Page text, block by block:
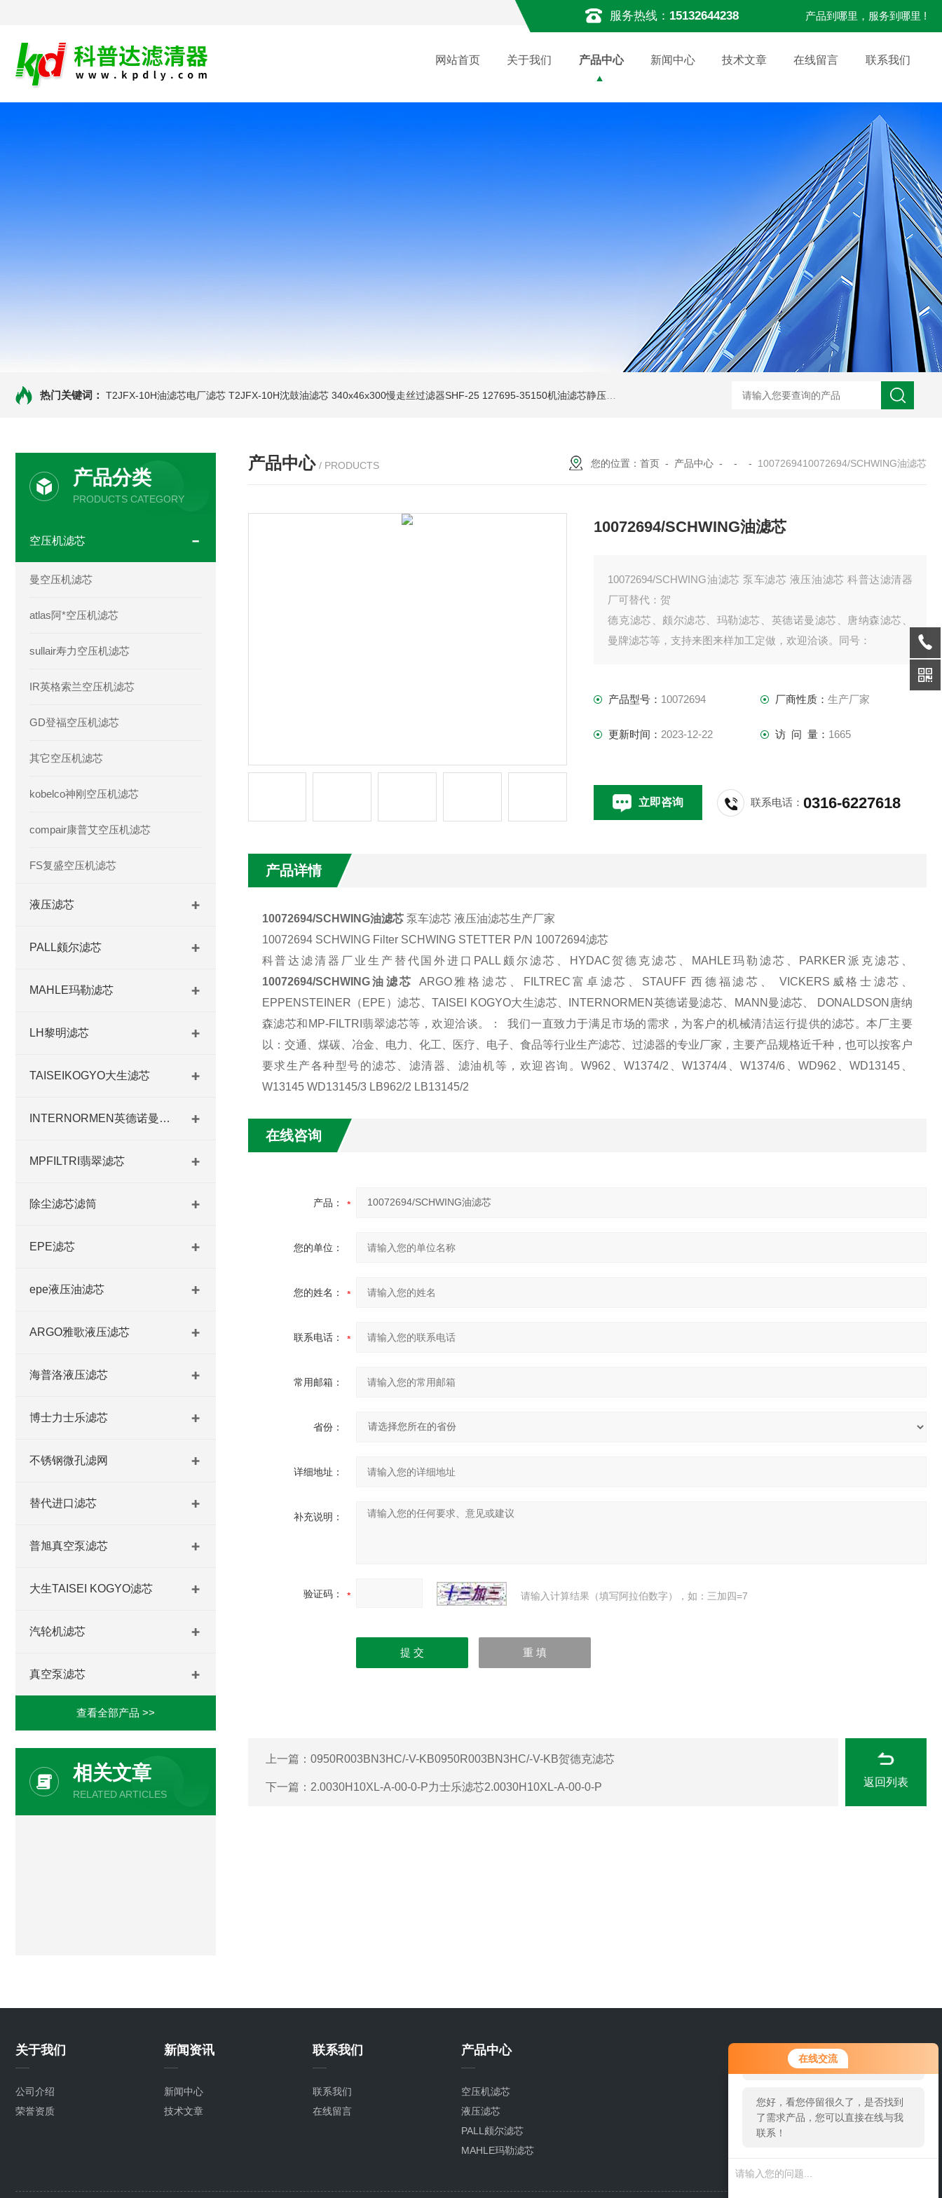
在线交流
您好！欢迎前来咨询，很高兴为您
服务，请问您要咨询什么问题呢？
您好，看您停留很久了，是否找到
了需求产品，您可以直接在线与我
联系！
服务热线： 15132644238 产品到哪里，服务到哪里 !
网站首页 关于我们 产品中心 新闻中心 技术文章 在线留言 联系我们
热门关键词： T2JFX-10H油滤芯电厂滤芯 T2JFX-10H沈鼓油滤芯 340x46x300慢走丝过滤器SHF-25 127695-35150机油滤芯静压机滤芯 0250DN010BN4HC液压油滤芯 CST71005离心机滤芯 RFA-630*10/
产品分类
PRODUCTS CATEGORY
空压机滤芯
曼空压机滤芯
atlas阿*空压机滤芯
sullair寿力空压机滤芯
IR英格索兰空压机滤芯
GD登福空压机滤芯
其它空压机滤芯
kobelco神刚空压机滤芯
compair康普艾空压机滤芯
FS复盛空压机滤芯
液压滤芯
PALL颇尔滤芯
MAHLE玛勒滤芯
LH黎明滤芯
TAISEIKOGYO大生滤芯
INTERNORMEN英德诺曼滤芯
MPFILTRI翡翠滤芯
除尘滤芯滤筒
EPE滤芯
epe液压油滤芯
ARGO雅歌液压滤芯
海普洛液压滤芯
博士力士乐滤芯
不锈钢微孔滤网
替代进口滤芯
普旭真空泵滤芯
大生TAISEI KOGYO滤芯
汽轮机滤芯
真空泵滤芯
查看全部产品 >>
相关文章
RELATED ARTICLES
产品中心 / PRODUCTS 您的位置： 首页 - 产品中心 - - - 1007269410072694/SCHWING油滤芯
10072694/SCHWING油滤芯
10072694/SCHWING油滤芯 泵车滤芯 液压油滤芯 科普达滤清器
厂可替代：贺
德克滤芯、颇尔滤芯、玛勒滤芯、英德诺曼滤芯、唐纳森滤芯、
曼牌滤芯等，支持来图来样加工定做，欢迎洽谈。同号：
产品型号： 10072694 厂商性质： 生产厂家
更新时间： 2023-12-22 访 问 量： 1665
立即咨询 联系电话：0316-6227618
产品详情
10072694/SCHWING油滤芯泵车滤芯 液压油滤芯生产厂家
10072694 SCHWING Filter SCHWING STETTER P/N 10072694滤芯
科普达滤清器厂业生产替代国外进口PALL颇尔滤芯、HYDAC贺德克滤芯、MAHLE玛勒滤芯、PARKER派克滤芯、
10072694/SCHWING油滤芯
ARGO雅格滤芯、FILTREC富卓滤芯、STAUFF 西德福滤芯、
VICKERS威格士滤芯、
EPPENSTEINER（EPE）滤芯、TAISEI KOGYO大生滤芯、INTERNORMEN英德诺曼滤芯、MANN曼滤芯、
DONALDSON唐纳
森滤芯和MP-FILTRI翡翠滤芯等，欢迎洽谈。：我们一直致力于满足市场的需求，为客户的机械清洁运行提供的滤芯。本厂主要
以：交通、煤碳、冶金、电力、化工、医疗、电子、食品等行业生产滤芯、过滤器的专业厂家，主要产品规格近千种，也可以按客户
要求生产各种型号的滤芯、滤清器、滤油机等，欢迎咨询。W962、W1374/2、W1374/4、W1374/6、WD962、WD13145、
W13145 WD13145/3 LB962/2 LB13145/2
在线咨询
产品：
您的单位：
您的姓名：
联系电话：
常用邮箱：
省份：
详细地址：
补充说明：
验证码： 请输入计算结果（填写阿拉伯数字），如：三加四=7
上一篇： 0950R003BN3HC/-V-KB0950R003BN3HC/-V-KB贺德克滤芯
下一篇： 2.0030H10XL-A-00-0-P力士乐滤芯2.0030H10XL-A-00-0-P 返回列表
关于我们
公司介绍
荣誉资质
新闻资讯
新闻中心
技术文章
联系我们
联系我们
在线留言
产品中心
空压机滤芯
液压滤芯
PALL颇尔滤芯
MAHLE玛勒滤芯
TAISEIKOGYO大生滤芯
0316-6227618